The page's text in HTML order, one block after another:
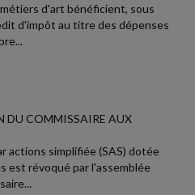
d'art bénéficient, sous
d'impôt au titre des dépenses
DU COMMISSAIRE AUX
actions simplifiée (SAS) dotée
est révoqué par l'assemblée